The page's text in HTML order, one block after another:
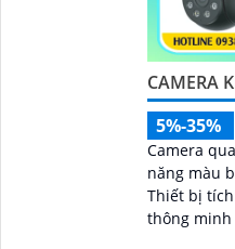
CAMERA
5%-35%
Camera
năng màu
Thiết bị
thông minh